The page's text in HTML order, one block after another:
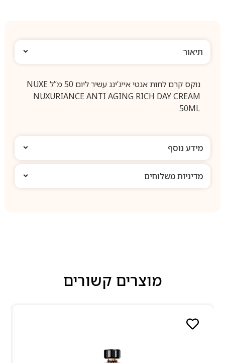
תיאור
נוקס קרם לחות אנטי אייג’ינג עשיר ליום 50 מ”ל NUXE
NUXURIANCE ANTI AGING RICH DAY CREAM
50ML
מידע נוסף
מדיניות משלוחים
מוצרים קשורים